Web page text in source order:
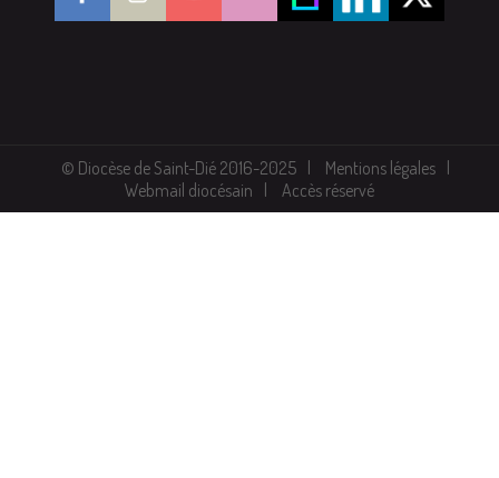
© Diocèse de Saint-Dié 2016-2025
Mentions légales
Webmail diocésain
Accès réservé